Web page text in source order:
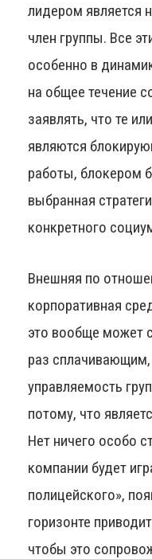
лидером является
член группы. Все
особенно в
на общее течение
заявлять, что те
являются
работы, блокером
выбранная
конкретного
Внешняя по
корпоративная
это вообще может
раз
управляемость
потому, что
Нет ничего особо
компании будет
полицейского»,
горизонте
чтобы это